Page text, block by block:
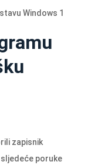
zapisnik
poruke